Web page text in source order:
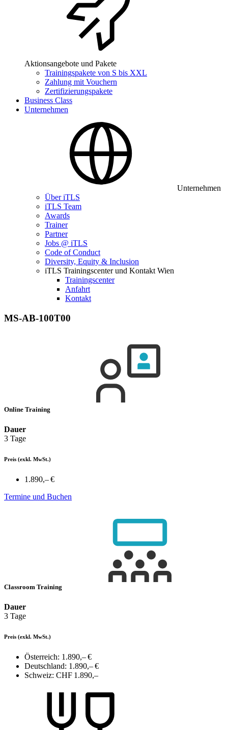
Aktionsangebote und Pakete
Trainingspakete von S bis XXL
Zahlung mit Vouchern
Zertifizierungspakete
Business Class
Unternehmen
Unternehmen
Über iTLS
iTLS Team
Awards
Trainer
Partner
Jobs @ iTLS
Code of Conduct
Diversity, Equity & Inclusion
iTLS Trainingscenter und Kontakt Wien
Trainingscenter
Anfahrt
Kontakt
MS-AB-100T00
Online Training
Dauer
3 Tage
Preis (exkl. MwSt.)
1.890,– €
Termine und Buchen
Classroom Training
Dauer
3 Tage
Preis (exkl. MwSt.)
Österreich: 1.890,– €
Deutschland: 1.890,– €
Schweiz: CHF 1.890,–